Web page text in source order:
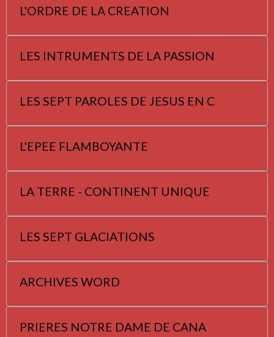
L'ORDRE DE LA CREATION
LES INTRUMENTS DE LA PASSION
LES SEPT PAROLES DE JESUS EN C
L'EPEE FLAMBOYANTE
LA TERRE - CONTINENT UNIQUE
LES SEPT GLACIATIONS
ARCHIVES WORD
PRIERES NOTRE DAME DE CANA